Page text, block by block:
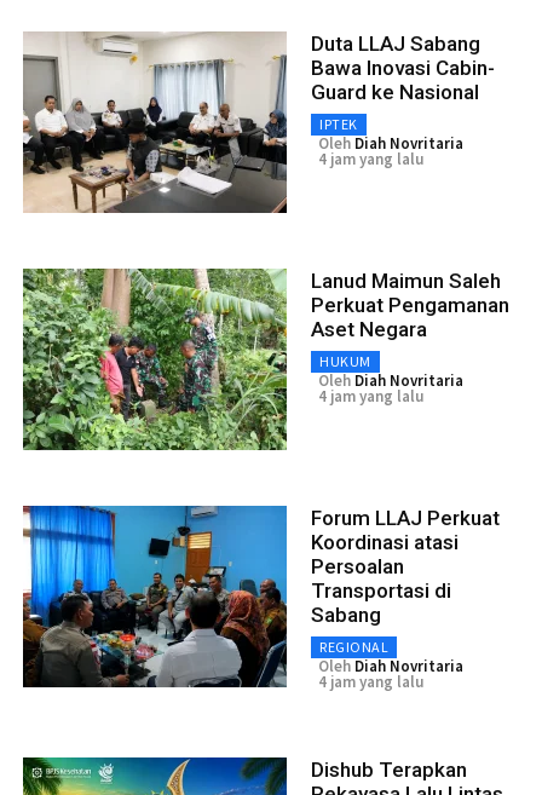
Duta LLAJ Sabang
Bawa Inovasi Cabin-
Guard ke Nasional
IPTEK
Oleh Diah Novritaria
4 jam yang lalu
Lanud Maimun Saleh
Perkuat Pengamanan
Aset Negara
HUKUM
Oleh Diah Novritaria
4 jam yang lalu
Forum LLAJ Perkuat
Koordinasi atasi
Persoalan
Transportasi di
Sabang
REGIONAL
Oleh Diah Novritaria
4 jam yang lalu
Dishub Terapkan